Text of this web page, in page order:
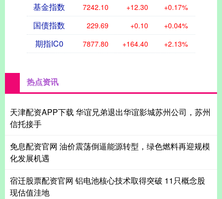
基金指数 7242.10 +12.30 +0.17%
国债指数 229.69 +0.10 +0.04%
期指IC0 7877.80 +164.40 +2.13%
热点资讯
天津配资APP下载 华谊兄弟退出华谊影城苏州公司，苏州
信托接手
免息配资官网 油价震荡倒逼能源转型，绿色燃料再迎规模
化发展机遇
宿迁股票配资官网 铝电池核心技术取得突破 11只概念股
现估值洼地